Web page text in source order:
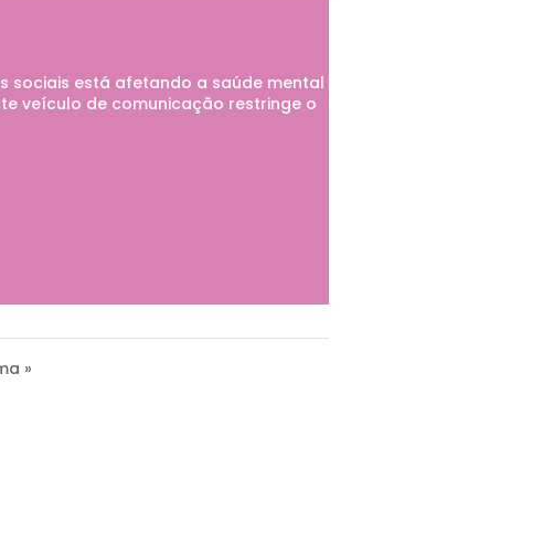
sociais está afetando a saúde mental
veículo de comunicação restringe o
»